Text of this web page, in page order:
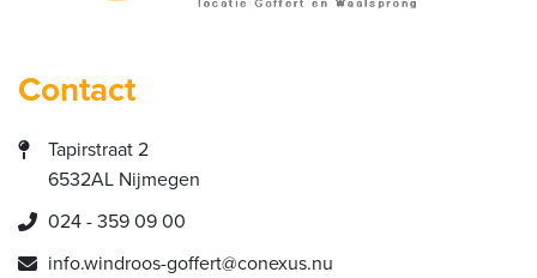
Contact
Tapirstraat 2
6532AL Nijmegen
024 - 359 09 00
info.windroos-goffert@conexus.nu